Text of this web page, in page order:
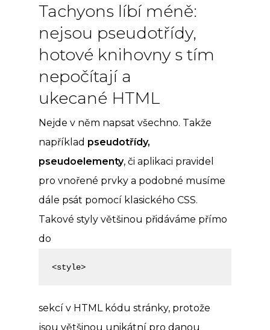
Tachyons líbí méně:
nejsou pseudotřídy,
hotové knihovny s tím
nepočítají a
ukecané HTML
Nejde v něm napsat všechno. Takže
například pseudotřídy,
pseudoelementy, či aplikaci pravidel
pro vnořené prvky a podobné musíme
dále psát pomocí klasického CSS.
Takové styly většinou přidáváme přímo
do
<style>
sekcí v HTML kódu stránky, protože
jsou většinou unikátní pro danou